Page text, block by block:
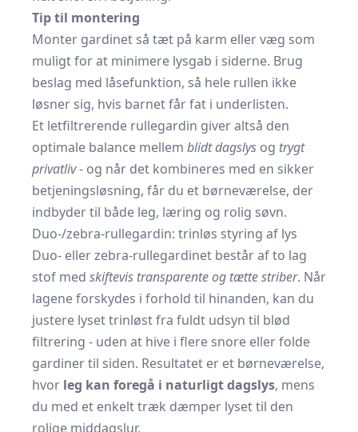
Tip til montering
Monter gardinet så tæt på karm eller væg som
muligt for at minimere lysgab i siderne. Brug
beslag med låsefunktion, så hele rullen ikke
løsner sig, hvis barnet får fat i underlisten.
Et letfiltrerende rullegardin giver altså den
optimale balance mellem blidt dagslys og trygt
privatliv- og når det kombineres med en sikker
betjeningsløsning, får du et børneværelse, der
indbyder til både leg, læring og rolig søvn.
Duo-/zebra-rullegardin: trinløs styring af lys
Duo- eller zebra-rullegardinet består af to lag
stof med skiftevis transparente og tætte striber. Når
lagene forskydes i forhold til hinanden, kan du
justere lyset trinløst fra fuldt udsyn til blød
filtrering - uden at hive i flere snore eller folde
gardiner til siden. Resultatet er et børneværelse,
hvor leg kan foregå i naturligt dagslys, mens
du med et enkelt træk dæmper lyset til den
rolige middagslur.